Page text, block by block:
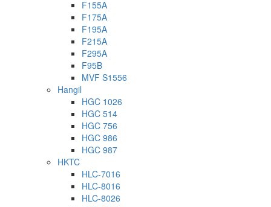
F155A
F175A
F195A
F215A
F295A
F95B
MVF S1556
Hangil
HGC 1026
HGC 514
HGC 756
HGC 986
HGC 987
HKTC
HLC-7016
HLC-8016
HLC-8026